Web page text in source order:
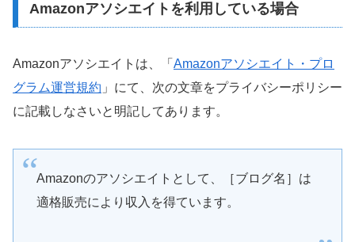
Amazonアソシエイトを利用している場合
Amazonアソシエイトは、「 Amazonアソシエイト・プロ
グラム運営規約 」にて、次の文章をプライバシーポリシー
に記載しなさいと明記してあります。
Amazonのアソシエイトとして、［ブログ名］は
適格販売により収入を得ています。